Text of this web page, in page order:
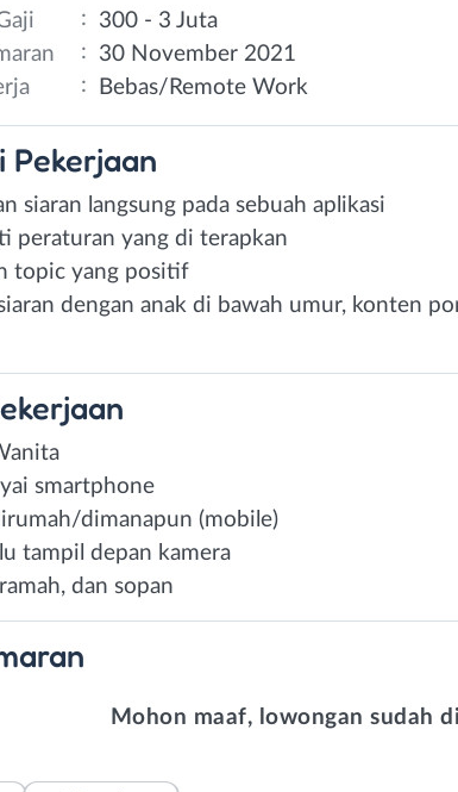
:
300 - 3 Juta
:
30 November 2021
: Bebas/Remote Work
Pekerjaan
siaran langsung pada sebuah aplikasi
peraturan yang di terapkan
topic yang positif
dengan anak di bawah umur, konten
smartphone
dimanapun (mobile)
tampil depan kamera
dan sopan
Mohon maaf, lowongan sudah